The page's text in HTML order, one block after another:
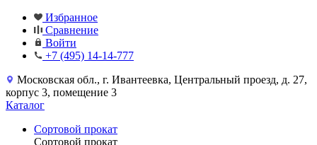
Избранное
Сравнение
Войти
+7 (495) 14-14-777
Московская обл., г. Ивантеевка, Центральный проезд, д. 27,
корпус 3, помещение 3
Каталог
Сортовой прокат
Сортовой прокат